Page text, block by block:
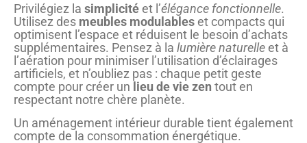
Privilégiez la simplicitéet l’élégance fonctionnelle.
Utilisez des meubles modulableset compacts qui
optimisent l’espace et réduisent le besoin d’achats
supplémentaires. Pensez à la lumière naturelleet à
l’aération pour minimiser l’utilisation d’éclairages
artificiels, et n’oubliez pas : chaque petit geste
compte pour créer un lieu de vie zen tout en
respectant notre chère planète.
Un aménagement intérieur durable tient également
compte de la consommation énergétique.